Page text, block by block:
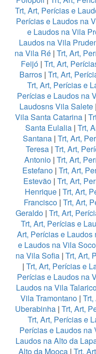
Trt, Art, Perícias e
Perícias e Laudos na
e Laudos na Vila
Laudos na Vila
na Vila Ré | Trt, Art,
Feijó | Trt, Art,
Barros | Trt, Art,
Trt, Art, Perícias e
Perícias e Laudos na
Laudosns Vila Salete |
Vila Santa Catarina|
Santa Eulalia | Trt,
Santana | Trt, Art,
Teresa | Trt, Art,
Antonio| Trt, Art,
Estefano| Trt, Art,
Estevão | Trt, Art,
Henrique| Trt, Art,
Francisco | Trt, Art,
Geraldo | Trt, Art,
Trt, Art, Perícias e
Art, Perícias e
e Laudos na Vila
na Vila Sofia| Trt, Art,
| Trt, Art, Perícias e
Perícias e Laudos na
Laudos na Vila
Vila Tramontano|
Uberabinha| Trt, Art,
Trt, Art, Perícias e
Perícias e Laudos na
Laudos na Alto da
Alto da Mooca | Trt,